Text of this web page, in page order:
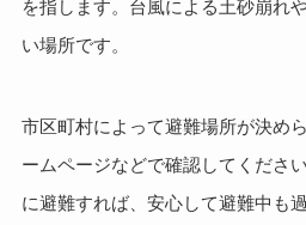
を指します。台風による土砂崩れ
い場所です。
市区町村によって避難場所が決め
ームページなどで確認してくださ
に避難すれば、安心して避難中も